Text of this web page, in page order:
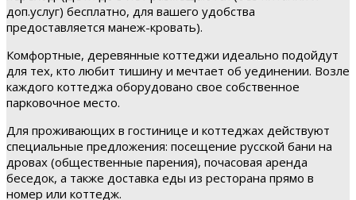
доп.услуг) бесплатно, для вашего удобства
предоставляется манеж-кровать).
Комфортные, деревянные коттеджи идеально подойдут
для тех, кто любит тишину и мечтает об уединении. Возле
каждого коттеджа оборудовано свое собственное
парковочное место.
Для проживающих в гостинице и коттеджах действуют
специальные предложения: посещение русской бани на
дровах (общественные парения), почасовая аренда
беседок, а также доставка еды из ресторана прямо в
номер или коттедж.